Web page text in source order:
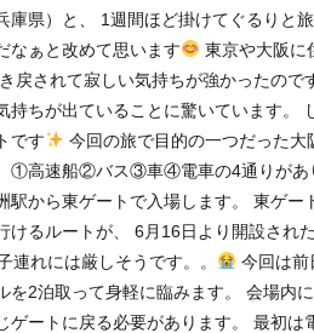
庫県）と、 1週間ほど掛けてぐるり
なぁと改めて思います
東京や大阪に
戻されて寂しい気持ちが強かったの
持ちが出ていることに驚いています。
です
今回の旅で目的の一つだった大
①高速船②バス③車④電車の4通りが
駅から東ゲートで入場します。 東ゲ
けるルートが、 6月16日より開設され
連れには厳しそうです。。
今回は前
を2泊取って身軽に臨みます。 会場内
ゲートに戻る必要があります。 最初